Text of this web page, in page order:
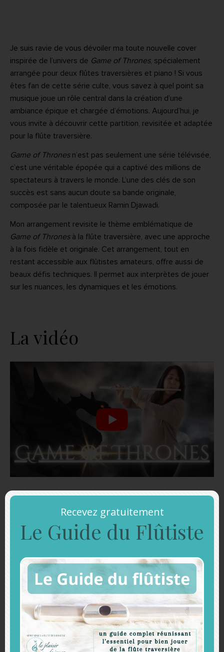
Je suis ravie de vous dévoiler ma toute nouvelle cover
inspirée de l’univers de Game of Thrones, spécialement
arrangée pour deux flûtes traversières et piano ! Si vous
êtes fan de cette série culte, vous savez à quel point sa
musique joue un rôle central dans la création d’une
ambiance épique et chargée d’émotions. Aujourd’hui, je
vous invite à découvrir cette partition, revisitée et adaptée
pour la flûte traversière.
Game of Thronesn’est pas seulement une série télévisée,
c’est une véritable épopée qui a captivé des millions de
spectateurs à travers le monde. L’une des clés de son
succès est sans aucun doute sa bande originale,
composée par le talentueux Ramin Djawadi.
Mon arrangement revisite le thème emblématique de
Game of Thronesà la flûte traversière, avec une approche
à la fois fidèle et originale. Cet arrangement, tout en
restant accessible aux flûtistes amateurs, offre aussi de
beaux défis techniques. Il permet aux interprètes de jouer
sur les nuances, les dynamiques et les émotions.
La vidéo
La partition
ACCEDEZ A LA PARTITION
Et téléchargez mon "Guide du flûtiste"
Recevez gratuitement
Le Guide du Flûtiste